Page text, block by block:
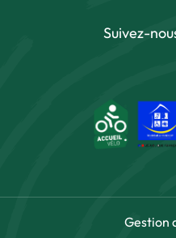
Suivez-
Gestion